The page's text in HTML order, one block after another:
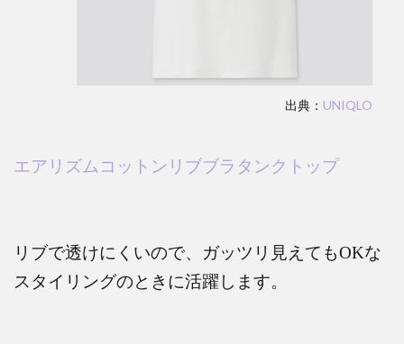
出典： UNIQLO
エアリズムコットンリブブラタンクトップ
リブで透けにくいので、ガッツリ見えてもOKな
スタイリングのときに活躍します。